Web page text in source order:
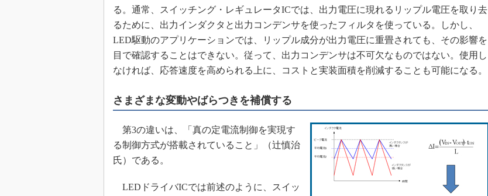
る。通常、スイッチング・レギュレータICでは、出力電圧に現れるリップル電圧を取り去
るために、出力インダクタと出力コンデンサを使ったフィルタを使っている。しかし、
LED駆動のアプリケーションでは、リップル成分が出力電圧に重畳されても、その影響を
目で確認することはできない。従って、出力コンデンサは不可欠なものではない。使用し
なければ、応答速度を高められる上に、コストと実装面積を削減することも可能になる。
さまざまな変動やばらつきを補償する
第3の違いは、「真の定電流制御を実現す
る制御方式が搭載されていること」（辻慎治
氏）である。
LEDドライバICでは前述のように、スイッ